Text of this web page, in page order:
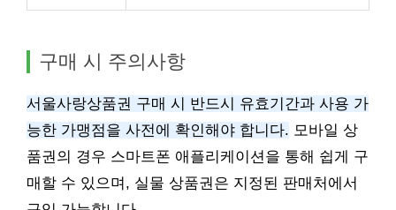
구매 시 주의사항
서울사랑상품권 구매 시 반드시 유효기간과 사용 가
능한 가맹점을 사전에 확인해야 합니다. 모바일 상
품권의 경우 스마트폰 애플리케이션을 통해 쉽게 구
매할 수 있으며, 실물 상품권은 지정된 판매처에서